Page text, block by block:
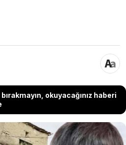
okuyacağınız haberi